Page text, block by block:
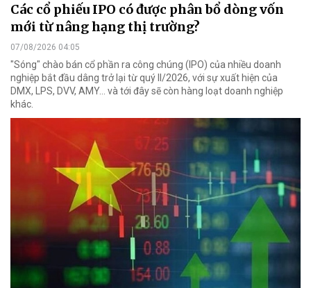
Các cổ phiếu IPO có được phân bổ dòng vốn
mới từ nâng hạng thị trường?
07/08/2026 04:05
"Sóng" chào bán cổ phần ra công chúng (IPO) của nhiều doanh
nghiệp bắt đầu dâng trở lại từ quý II/2026, với sự xuất hiện của
DMX, LPS, DVV, AMY... và tới đây sẽ còn hàng loạt doanh nghiệp
khác.